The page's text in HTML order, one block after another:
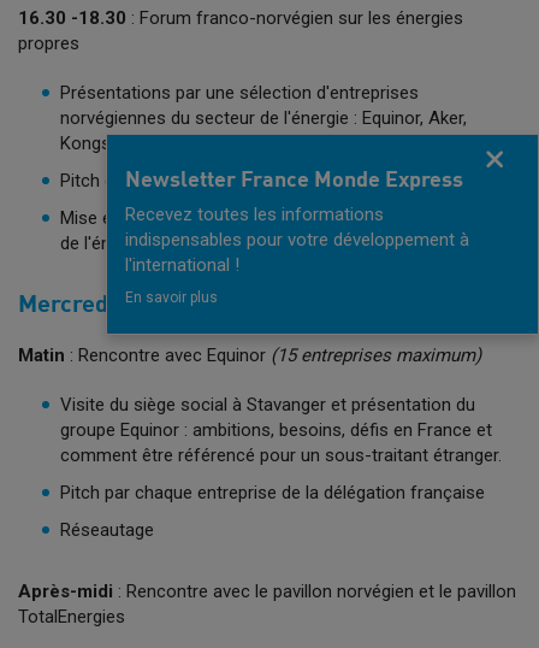
16.30 -18.30 : Forum franco-norvégien sur les énergies
propres
Présentations par une sélection d'entreprises
norvégiennes du secteur de l'énergie : Equinor, Aker,
Kongsberg, Statkraft...
Pitch de chaque entreprise de la délégation française
Mise en réseau et présentation du prix franco-norvégien
de l'énergie propre
Mercredi 28 août
Matin : Rencontre avec Equinor (15 entreprises maximum)
Visite du siège social à Stavanger et présentation du
groupe Equinor : ambitions, besoins, défis en France et
comment être référencé pour un sous-traitant étranger.
Pitch par chaque entreprise de la délégation française
Réseautage
Après-midi : Rencontre avec le pavillon norvégien et le pavillon
TotalEnergies
Newsletter France Monde Express
Recevez toutes les informations
indispensables pour votre développement à
l'international !
En savoir plus